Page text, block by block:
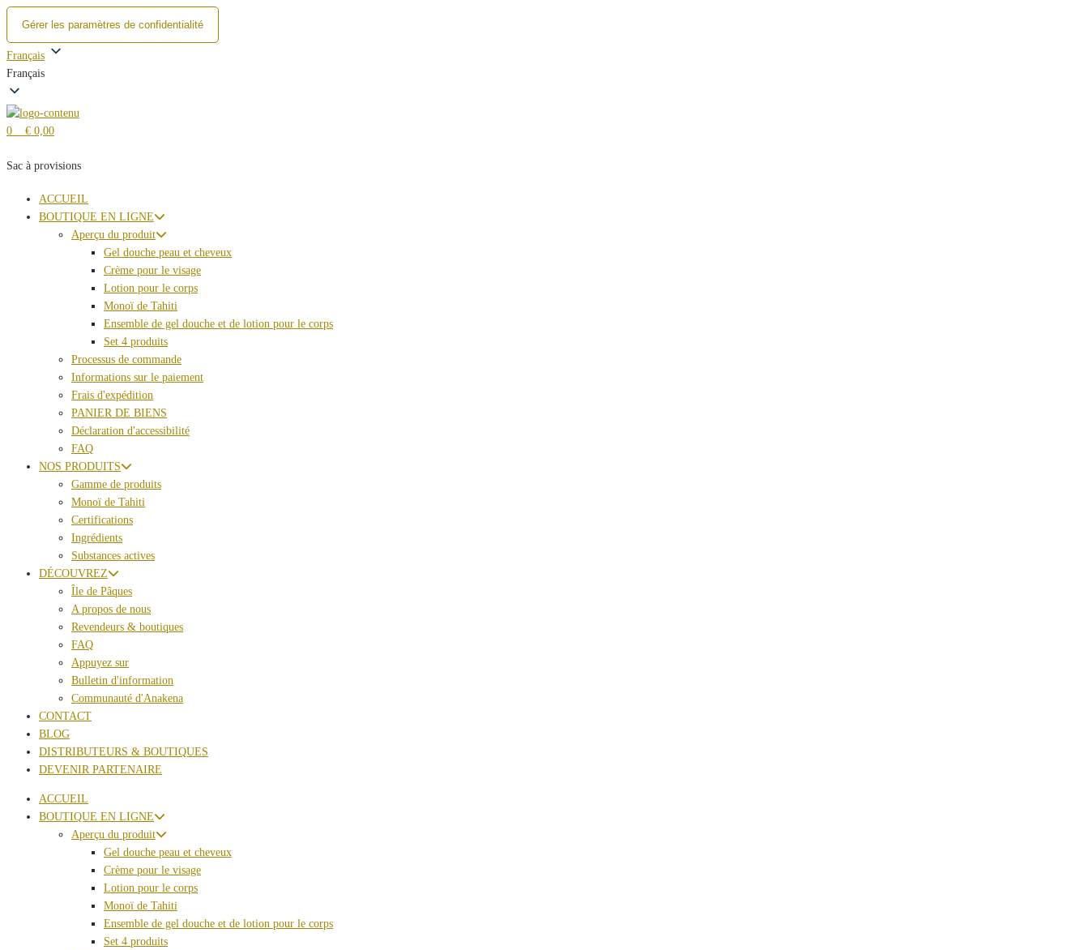
Gérer les paramètres de confidentialité
Skip
to
content
Français
Français
0 € 0,00
Sac à provisions
ACCUEIL
BOUTIQUE EN LIGNE
Aperçu du produit
Gel douche peau et cheveux
Crème pour le visage
Lotion pour le corps
Monoï de Tahiti
Ensemble de gel douche et de lotion pour le corps
Set 4 produits
Processus de commande
Informations sur le paiement
Frais d'expédition
PANIER DE BIENS
Déclaration d'accessibilité
FAQ
NOS PRODUITS
Gamme de produits
Monoï de Tahiti
Certifications
Ingrédients
Substances actives
DÉCOUVREZ
Île de Pâques
A propos de nous
Revendeurs & boutiques
FAQ
Appuyez sur
Bulletin d'information
Communauté d'Anakena
CONTACT
BLOG
DISTRIBUTEURS & BOUTIQUES
DEVENIR PARTENAIRE
ACCUEIL
BOUTIQUE EN LIGNE
Aperçu du produit
Gel douche peau et cheveux
Crème pour le visage
Lotion pour le corps
Monoï de Tahiti
Ensemble de gel douche et de lotion pour le corps
Set 4 produits